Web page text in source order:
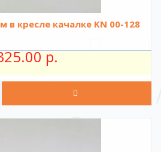
в кресле качалке KN 00-128
р.